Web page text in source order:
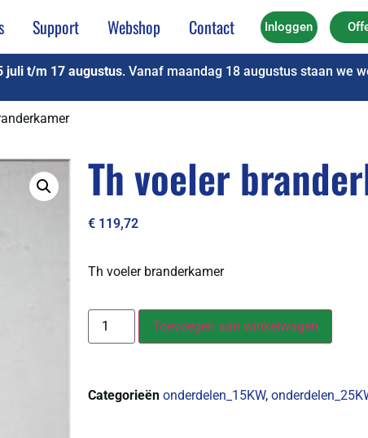
Support Webshop Contact Inloggen
juli t/m 17 augustus. Vanaf maandag 18 augustus staan we
Th voeler
€ 119,72
Th voeler branderkamer
Toevoegen aan winkelwagen
Categorieën onderdelen_15KW,